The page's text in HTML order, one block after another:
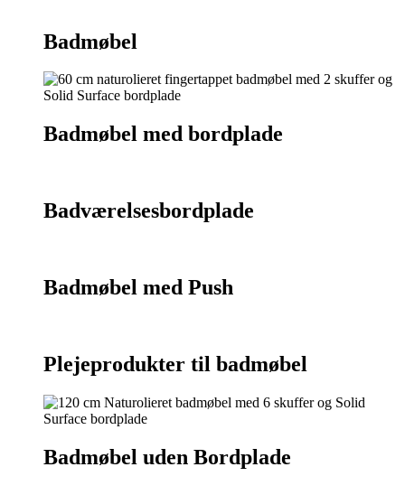
Badmøbel
Badmøbel med bordplade
Badværelsesbordplade
Badmøbel med Push
Plejeprodukter til badmøbel
Badmøbel uden Bordplade